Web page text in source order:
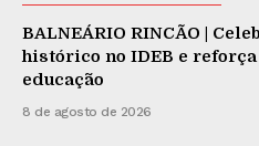
BALNEÁRIO RINCÃO |
histórico no IDEB e
educação
8 de agosto de 2026